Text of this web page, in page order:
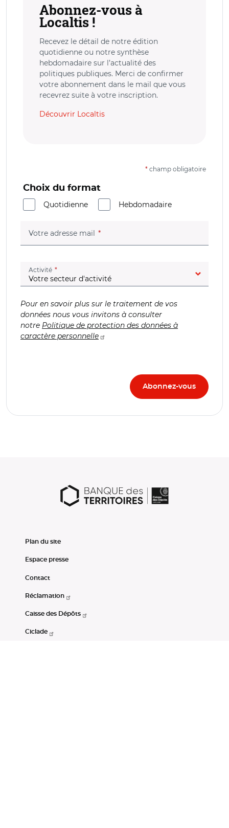
Abonnez-vous à
Localtis !
Recevez le détail de notre édition
quotidienne ou notre synthèse
hebdomadaire sur l’actualité des
politiques publiques. Merci de confirmer
votre abonnement dans le mail que vous
recevrez suite à votre inscription.
Découvrir Localtis
* champ obligatoire
Choix du format
Quotidienne
Hebdomadaire
Votre adresse mail (champ obligatoire)
Activité (champ obligatoire)
Pour en savoir plus sur le traitement de vos
données nous vous invitons à consulter
notre Politique de protection des données à
caractère personnelle
Plan du site
Espace presse
Contact
Réclamation
Caisse des Dépôts
Ciclade